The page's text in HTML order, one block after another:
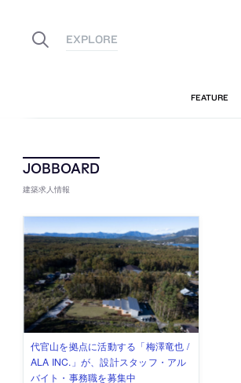
建築求人情報
古民家を軸に全国で“価値循環の仕組
み”を作り、リモートワーク主体の働
き方を実践する「株式会社つぎと」
リノベる株式会社が、設計パートナ
ー (業務委託) を募集中
社会への影響力のある建築を手掛
け、スタッフ同士で助け合う環境づ
くりも行う「E.A.S.T.architects」
代官山を拠点に活動する「梅澤竜也 /
ALA INC.」が、設計スタッフ・アル
バイト・事務職を募集中
住宅や共同住宅などを手掛け、“合理
的でシンプルなデザイン”を志向する
「PANDA：山本浩三建築設計事務